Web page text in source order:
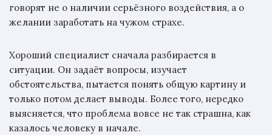
говорят не о наличии серьёзного воздействия, а о
желании заработать на чужом страхе.
Хороший специалист сначала разбирается в
ситуации. Он задаёт вопросы, изучает
обстоятельства, пытается понять общую картину и
только потом делает выводы. Более того, нередко
выясняется, что проблема вовсе не так страшна, как
казалось человеку в начале.